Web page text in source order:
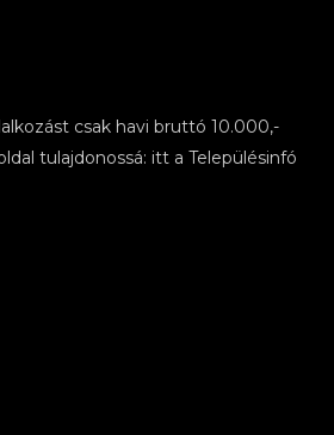
csak havi bruttó 10.000,-
tulajdonossá: itt a Településinfó